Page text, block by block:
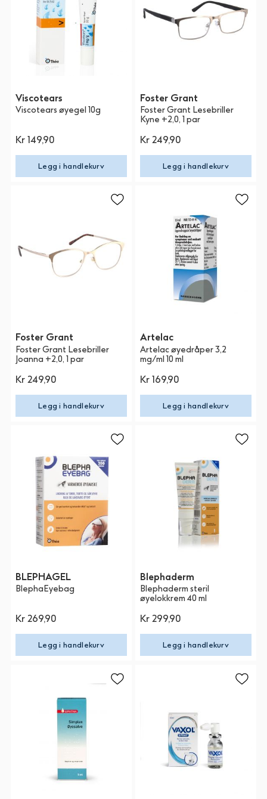
Viscotears
Viscotears øyegel 10g
Kr 149,90
Legg i handlekurv
Foster Grant
Foster Grant Lesebriller
Kyne +2,0, 1 par
Kr 249,90
Legg i handlekurv
Foster Grant
Foster Grant Lesebriller
Joanna +2,0, 1 par
Kr 249,90
Legg i handlekurv
Artelac
Artelac øyedråper 3,2
mg/ml 10 ml
Kr 169,90
Legg i handlekurv
BLEPHAGEL
BlephaEyebag
Kr 269,90
Legg i handlekurv
Blephaderm
Blephaderm steril
øyelokkrem 40 ml
Kr 299,90
Legg i handlekurv